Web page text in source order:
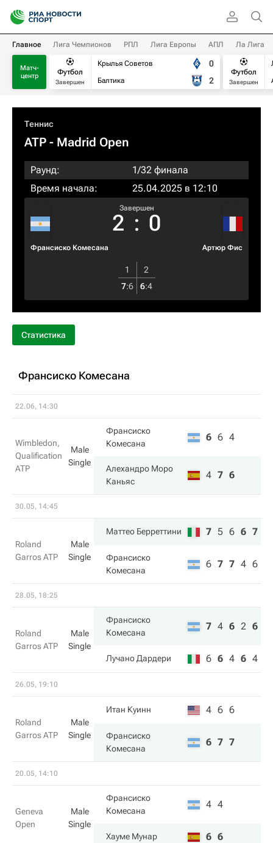
Главное Лига Чемпионов РПЛ Лига Европы АПЛ Ла Лига
Матч-
центр
Футбол
Завершен
Крылья Советов
Балтика
0
2
Футбол
Завершен
Теннис
ATP - Madrid Open
Раунд:
1/32 финала
Время начала:
25.04.2025 в 12:10
Франсиско Комесана
Завершен
2 : 0
Артюр Фис
1
2
7:6 6:4
Статистика
Франсиско Комесана
22.06, 14:30
Wimbledon,
Qualification
ATP
Male
Single
Франсиско
Комесана
6 6 4
Алехандро Моро
Каньяс
4 7 6
30.05, 14:45
Roland
Garros ATP
Male
Single
Маттео Берреттини 7 5 6 6 7
Франсиско
Комесана
6 7 7 4 6
28.05, 18:25
Roland
Garros ATP
Male
Single
Франсиско
Комесана
7 4 6 2 6
Лучано Дардери 6 6 4 6 4
26.05, 19:10
Roland
Garros ATP
Male
Single
Итан Куинн 4 6 6
Франсиско
Комесана
6 7 7
20.05, 14:10
Geneva
Open
Male
Single
Франсиско
Комесана
4 4
Хауме Мунар 6 6